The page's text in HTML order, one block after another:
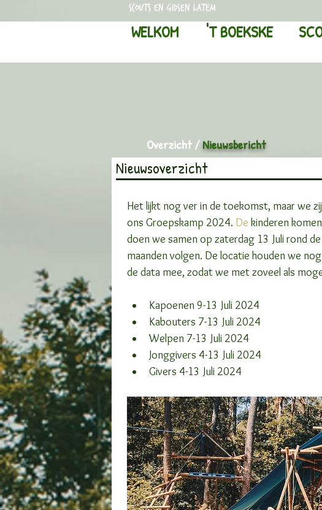
scouts en gidsen latem
WELKOM 'T BOEKSKE
Overzicht/Nieuwsbericht
Nieuwsoverzicht
Het lijkt nog ver in de toekomst, maar we
ons Groepskamp 2024. De kinderen
doen we samen op zaterdag 13 Juli rond
maanden volgen. De locatie houden we
de data mee, zodat we met zoveel als
Kapoenen 9-13 Juli 2024
Kabouters 7-13 Juli 2024
Welpen 7-13 Juli 2024
Jonggivers 4-13 Juli 2024
Givers 4-13 Juli 2024